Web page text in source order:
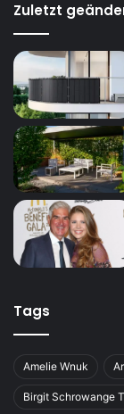
Zuletzt
Tags
Amelie Wnuk
Birgit Schrowange